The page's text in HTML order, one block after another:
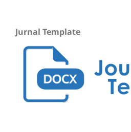
Jurnal Template